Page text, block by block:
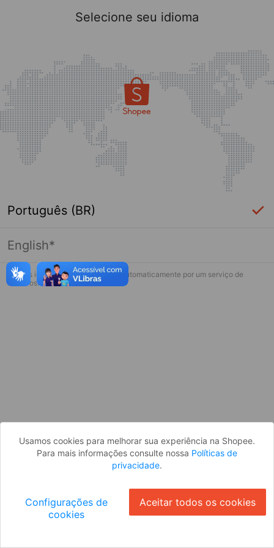
Página indisponível
Desculpe, algo deu errado. Faça login
Selecione seu idioma
Português (BR)
English*
* Esses idiomas serão traduzidos automaticamente por um serviço de
terceiros.
Usamos cookies para melhorar sua experiência na Shopee.
Para mais informações consulte nossa Políticas de
privacidade.
Configurações de
cookies
Aceitar todos os cookies